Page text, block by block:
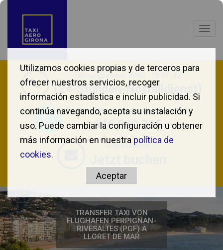
Öffnungszeiten: 09:00 - 18:00 Uhr
(24-Stunden-Notfalldienst)
Wir helfen Ihnen gerne über WhatsApp.
646 039 355
Online buchen
TRANSFER TAXI VON
FLUGHAFEN PERPIGNAN-
RIVESALTES (PGF) A
LLORET DE MAR
Utilizamos cookies propias y de terceros para
ofrecer nuestros servicios, recoger
información estadística e incluir publicidad. Si
continúa navegando, acepta su instalación y
uso. Puede cambiar la configuración u obtener
más información en nuestra política de
cookies.